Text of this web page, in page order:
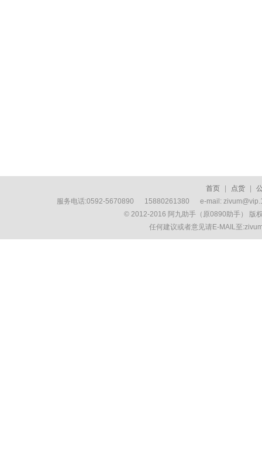
首页 点货
服务电话:0592-5670890 15880261380 e-mail:
© 2012-2016 阿九助手（原0890助手） 版
任何建议或者意见请E-MAIL至